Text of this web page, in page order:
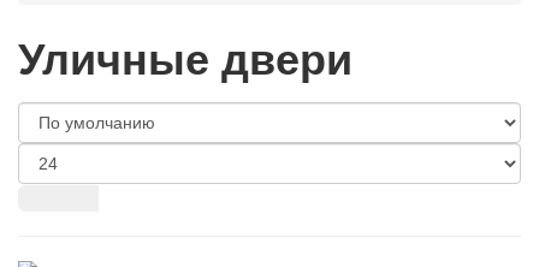
Уличные двери